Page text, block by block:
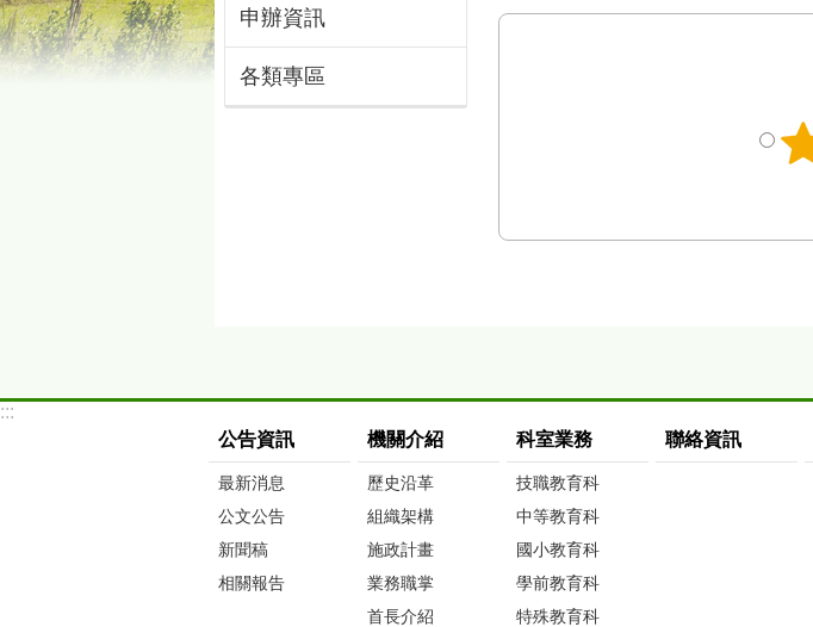
申辦資訊
各類專區
:::
公告資訊
最新消息
公文公告
新聞稿
相關報告
機關介紹
歷史沿革
組織架構
施政計畫
業務職掌
首長介紹
科室業務
技職教育科
中等教育科
國小教育科
學前教育科
特殊教育科
聯絡資訊